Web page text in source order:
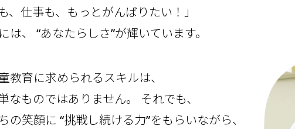
、仕事も、もっとがんばりたい！」
は、
“あなたらしさ”が輝いています。
教育に求められるスキルは、
なものではありません。
それでも、
の笑顔に “挑戦し続ける力”をもらいながら、